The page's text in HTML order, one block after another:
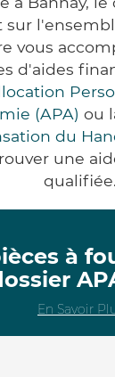
sur
vous
d'aides
(APA) ou
du
une
qualifiée.
à
En Savoir